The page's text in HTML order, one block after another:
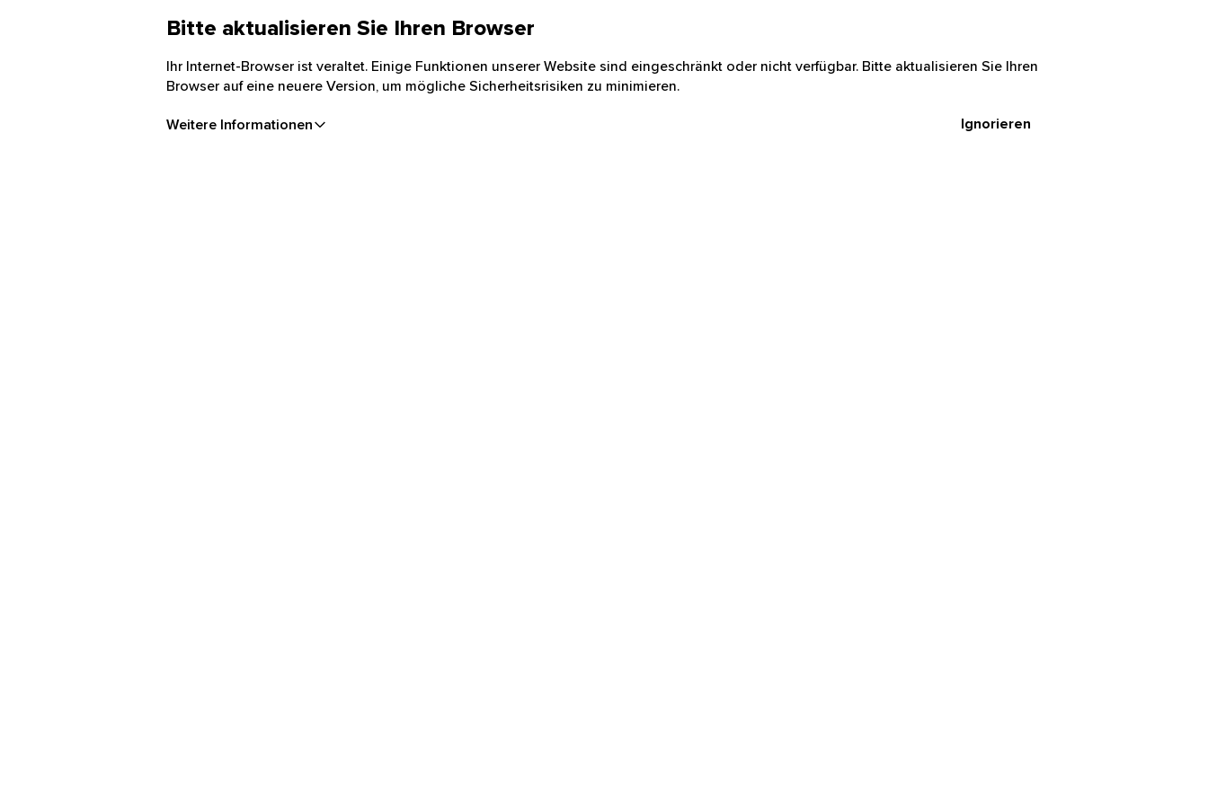
Bitte aktualisieren Sie Ihren Browser
Ihr Internet-Browser ist veraltet. Einige Funktionen unserer Website sind eingeschränkt oder nicht verfügbar. Bitte aktualisieren Sie Ihren
Browser auf eine neuere Version, um mögliche Sicherheitsrisiken zu minimieren.
Weitere Informationen Ignorieren